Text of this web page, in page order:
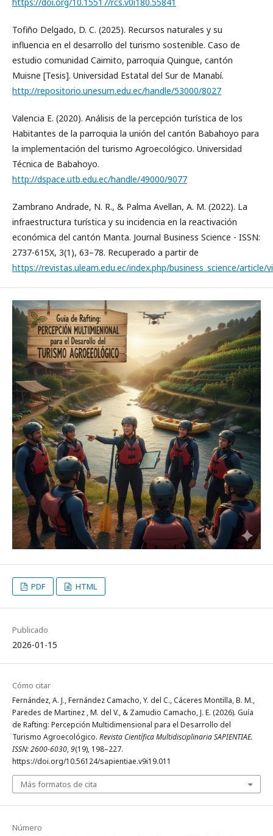
Tofiño Delgado, D. C. (2025). Recursos naturales y su
influencia en el desarrollo del turismo sostenible. Caso de
estudio comunidad Caimito, parroquia Quingue, cantón
Muisne [Tesis]. Universidad Estatal del Sur de Manabí.
http://repositorio.unesum.edu.ec/handle/53000/8027
Valencia E. (2020). Análisis de la percepción turística de los
Habitantes de la parroquia la unión del cantón Babahoyo para
la implementación del turismo Agroecológico. Universidad
Técnica de Babahoyo.
http://dspace.utb.edu.ec/handle/49000/9077
Zambrano Andrade, N. R., & Palma Avellan, A. M. (2022). La
infraestructura turística y su incidencia en la reactivación
económica del cantón Manta. Journal Business Science - ISSN:
2737-615X, 3(1), 63–78. Recuperado a partir de
https://revistas.uleam.edu.ec/index.php/business_science/article/
PDF HTML
Publicado
2026-01-15
Cómo citar
Fernández, A. J., Fernández Camacho, Y. del C., Cáceres Montilla, B. M.,
Paredes de Martinez , M. del V., & Zamudio Camacho, J. E. (2026). Guía
de Rafting: Percepción Multidimensional para el Desarrollo del
Turismo Agroecológico. Revista Científica Multidisciplinaria SAPIENTIAE.
ISSN: 2600-6030,9(19), 198–227.
https://doi.org/10.56124/sapientiae.v9i19.011
Más formatos de cita
Número